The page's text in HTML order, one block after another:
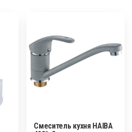
Смеситель кухня HAIBA